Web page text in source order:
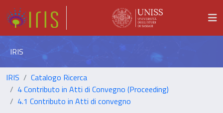
IRIS
IRIS
Catalogo Ricerca
4 Contributo in Atti di Convegno (Proceeding)
4.1 Contributo in Atti di convegno